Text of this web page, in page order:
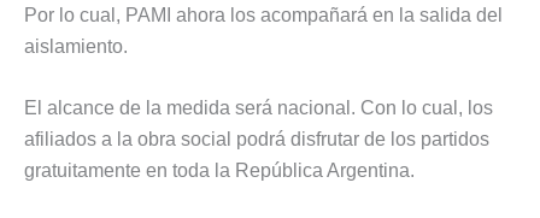
Por lo cual, PAMI ahora los acompañará en la salida del
aislamiento.
El alcance de la medida será nacional. Con lo cual, los
afiliados a la obra social podrá disfrutar de los partidos
gratuitamente en toda la República Argentina.